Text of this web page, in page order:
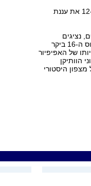
פרשנים מציינים כי בוותיקן מעוניינים שהפירסום יסיר מעל פיוס ה-12 את עננת
נציגים
ישראלים ונציגי הוותיקן. הנושא עלה בין השאר אשתקד, כשבנדיקטוס ה-16 ביקר
של האפיפיור
הוותיקן
של מצפון היסטורי